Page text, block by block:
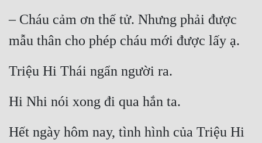
– Cháu cảm ơn thế tử. Nhưng phải được
mẫu thân cho phép cháu mới được lấy ạ.
Triệu Hi Thái ngẩn người ra.
Hi Nhi nói xong đi qua hắn ta.
Hết ngày hôm nay, tình hình của Triệu Hi